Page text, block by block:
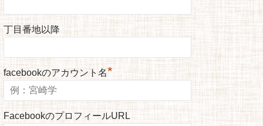
丁目番地以降
facebookのアカウント名*
FacebookのプロフィールURL